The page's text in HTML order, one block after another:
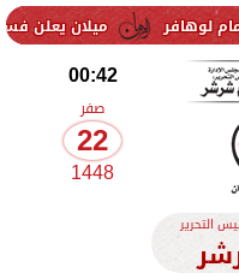
ميلان يعلن فسخ عقد
00:42
صفر
22
1448
التحرير